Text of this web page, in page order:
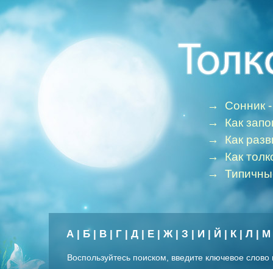
→ Сонник
→ Как
→ Как
→Как
→
А | Б| В | Г | Д | Е | Ж| З | И | Й | К| Л | М
Воспользуйтесь поиском, введите ключевое